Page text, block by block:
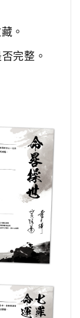
。
完整。